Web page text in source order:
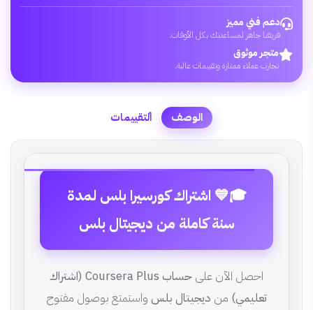
دعم فني مميز
فريقنا جاهز لمساعدتك بكل الأوقات.
متجر موثوق
تجارب عملاء ممتازة وتقييمات عالية.
الوصف التقييمات
🎓💙 اشتراك كورسيرا بلس لمدة
سنة كاملة من ديجيتال بلس
احصل الآن على
حساب Coursera Plus (اشتراك
تعليمي) من ديجيتال بلس واستمتع بوصول مفتوح